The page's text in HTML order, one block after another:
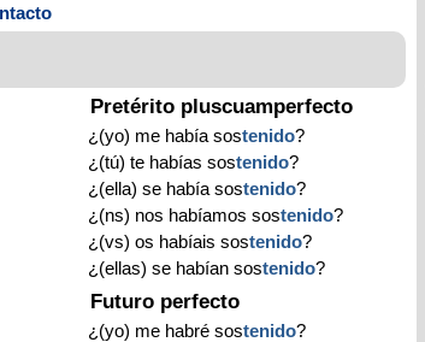
Pretérito pluscuamperfecto
¿(yo) me había sostenido?
¿(tú) te habías sostenido?
¿(ella) se había sostenido?
¿(ns) nos habíamos sostenido?
¿(vs) os habíais sostenido?
¿(ellas) se habían sostenido?
Futuro perfecto
¿(yo) me habré sostenido?